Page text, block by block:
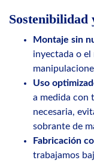
Sostenibilidad
Montaje sin
inyectada o
Uso
a medida con
necesaria,
sobrante de
Fabricación
trabajamos